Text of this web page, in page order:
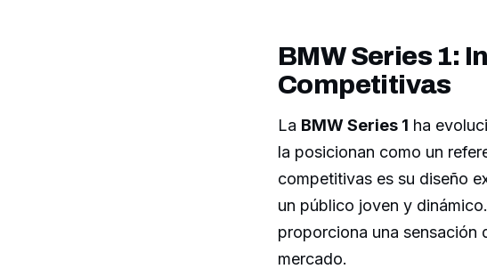
BMW Series 1:
Competitivas
La BMW Series 1 ha
la posicionan como un
competitivas es su diseño
un público joven y
proporciona una sensación
mercado.